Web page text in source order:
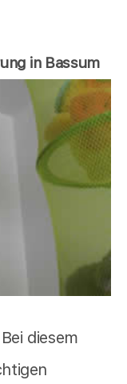
in Bassum
diesem